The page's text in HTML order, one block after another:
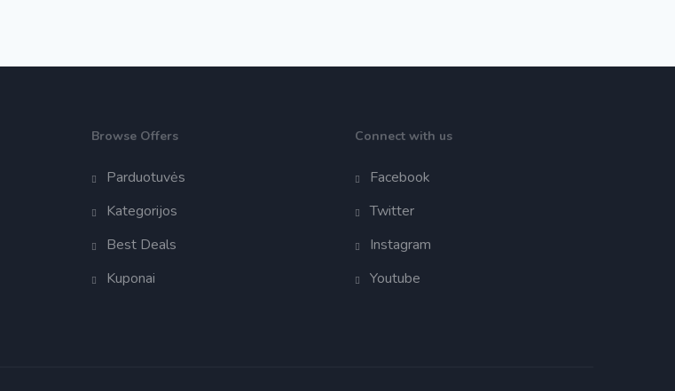
Browse Offers
Parduotuvės
Kategorijos
Best Deals
Kuponai
Connect with us
Facebook
Twitter
Instagram
Youtube